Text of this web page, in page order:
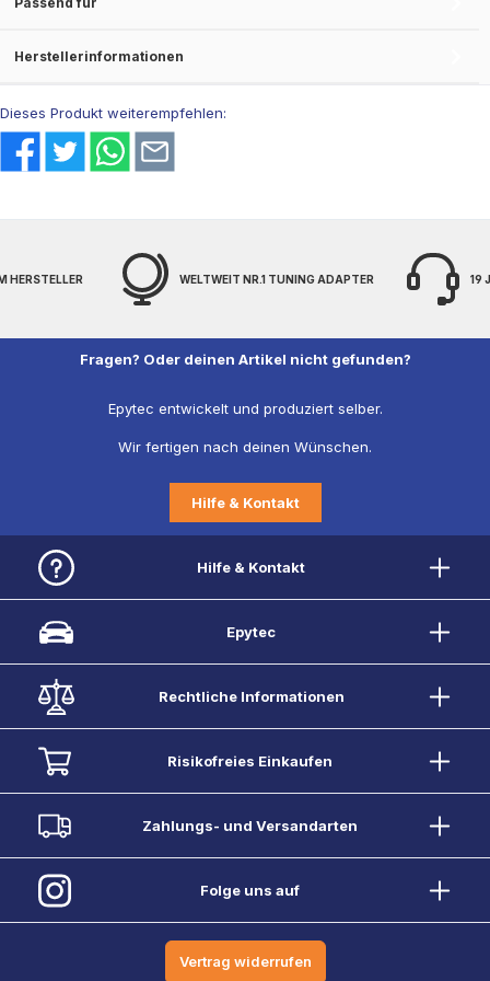
Herstellerinformationen
Dieses Produkt weiterempfehlen:
HERSTELLER WELTWEIT NR.1 TUNING ADAPTER 19
Fragen? Oder deinen Artikel nicht gefunden?
Epytec entwickelt und produziert selber.
Wir fertigen nach deinen Wünschen.
Hilfe & Kontakt
Hilfe & Kontakt
Epytec
Rechtliche Informationen
Risikofreies Einkaufen
Zahlungs- und Versandarten
Folge uns auf
Vertrag widerrufen